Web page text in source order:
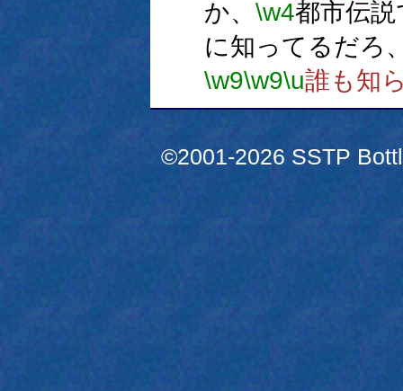
か、 \w4都市伝
に知ってるだろ
\w9\w9\u誰も知
©2001-2026 SSTP